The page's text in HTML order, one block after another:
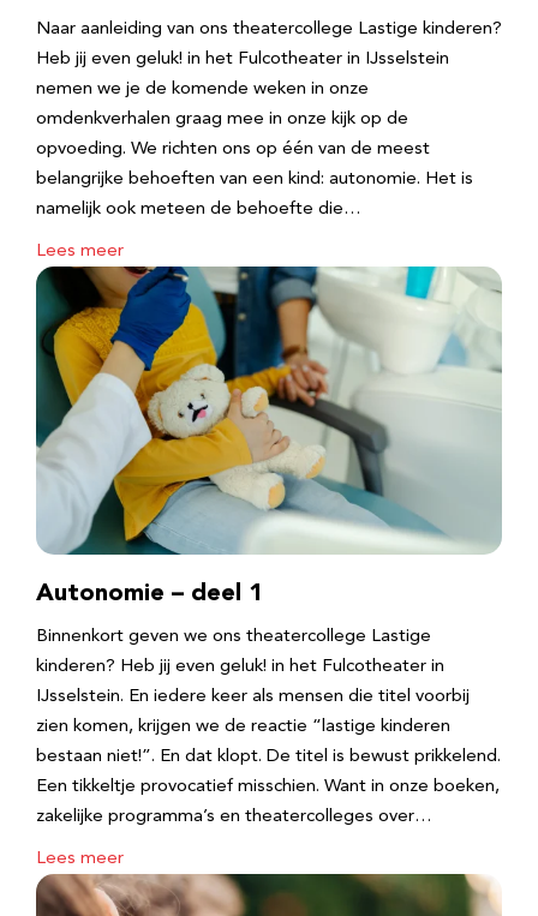
Naar aanleiding van ons theatercollege Lastige kinderen?
Heb jij even geluk! in het Fulcotheater in IJsselstein
nemen we je de komende weken in onze
omdenkverhalen graag mee in onze kijk op de
opvoeding. We richten ons op één van de meest
belangrijke behoeften van een kind: autonomie. Het is
namelijk ook meteen de behoefte die…
Lees meer
Autonomie – deel 1
Binnenkort geven we ons theatercollege Lastige
kinderen? Heb jij even geluk! in het Fulcotheater in
IJsselstein. En iedere keer als mensen die titel voorbij
zien komen, krijgen we de reactie “lastige kinderen
bestaan niet!”. En dat klopt. De titel is bewust prikkelend.
Een tikkeltje provocatief misschien. Want in onze boeken,
zakelijke programma’s en theatercolleges over…
Lees meer